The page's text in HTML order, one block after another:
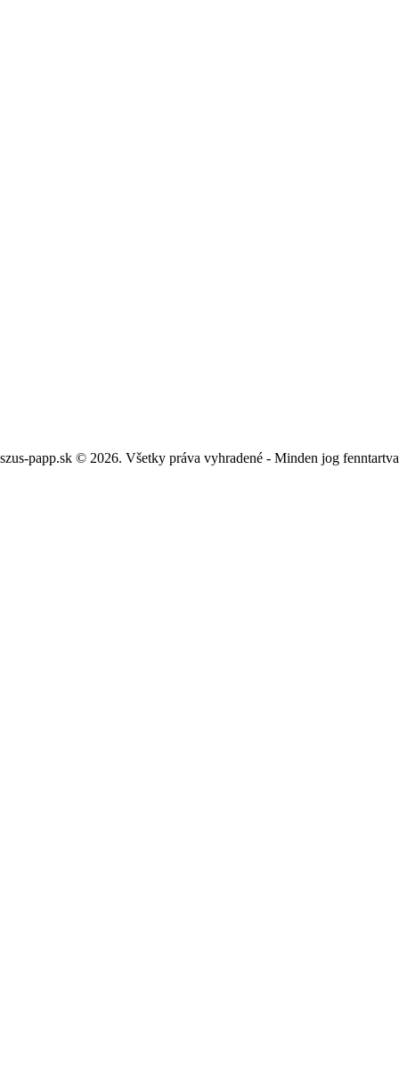
szus-papp.sk © 2026. Všetky práva vyhradené - Minden jog